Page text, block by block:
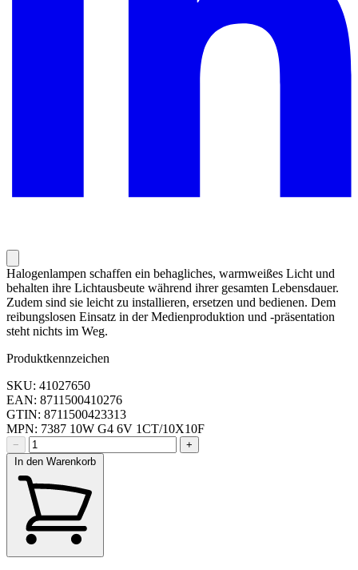
Halogenlampen schaffen ein behagliches, warmweißes Licht und
behalten ihre Lichtausbeute während ihrer gesamten Lebensdauer.
Zudem sind sie leicht zu installieren, ersetzen und bedienen. Dem
reibungslosen Einsatz in der Medienproduktion und -präsentation
steht nichts im Weg.
Produktkennzeichen
SKU: 41027650
EAN: 8711500410276
GTIN: 8711500423313
MPN: 7387 10W G4 6V 1CT/10X10F
−
+
In den Warenkorb